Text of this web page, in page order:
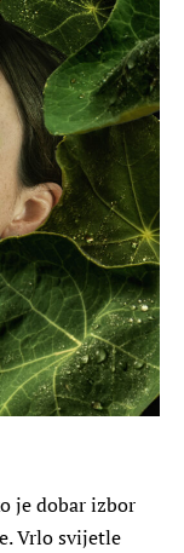
je dobar izbor
Vrlo svijetle